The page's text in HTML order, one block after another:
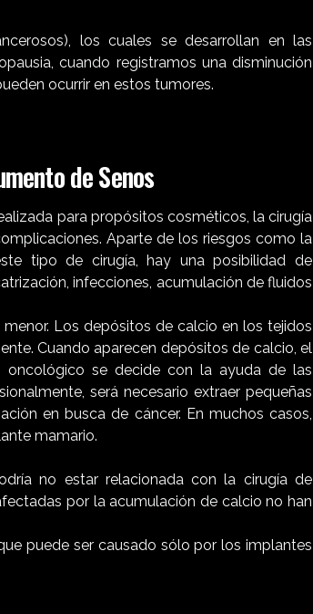
los cuales se desarrollan en las
cuando registramos una disminución
ocurrir en estos tumores.
de Senos
para propósitos cosméticos, la cirugía
Aparte de los riesgos como la
tipo de cirugía, hay una posibilidad de
infecciones, acumulación de fluidos
Los depósitos de calcio en los tejidos
Cuando aparecen depósitos de calcio, el
oncológico se decide con la ayuda de las
será necesario extraer pequeñas
en busca de cáncer. En muchos casos,
mamario.
no estar relacionada con la cirugía de
por la acumulación de calcio no han
puede ser causado sólo por los implantes